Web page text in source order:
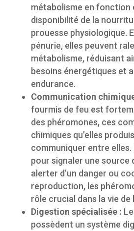
métabolisme en fonction
disponibilité de la
prouesse physiologique.
pénurie, elles peuvent
métabolisme, réduisant
besoins énergétiques et
endurance.
Communication
fourmis de feu est
des phéromones, ces
chimiques qu’elles
communiquer entre elles.
pour signaler une source
alerter d’un danger ou
reproduction, les
rôle crucial dans la vie de
Digestion spécialisée :
possèdent un système